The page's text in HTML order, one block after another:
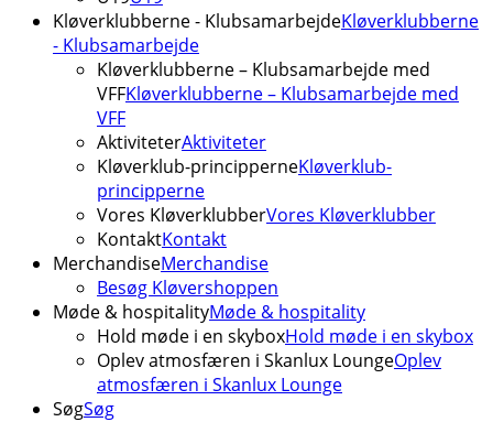
Kløverklubberne - KlubsamarbejdeKløverklubberne
- Klubsamarbejde
Kløverklubberne – Klubsamarbejde med
VFFKløverklubberne – Klubsamarbejde med
VFF
AktiviteterAktiviteter
Kløverklub-principperneKløverklub-
principperne
Vores KløverklubberVores Kløverklubber
KontaktKontakt
MerchandiseMerchandise
Besøg Kløvershoppen
Møde & hospitalityMøde & hospitality
Hold møde i en skyboxHold møde i en skybox
Oplev atmosfæren i Skanlux LoungeOplev
atmosfæren i Skanlux Lounge
SøgSøg